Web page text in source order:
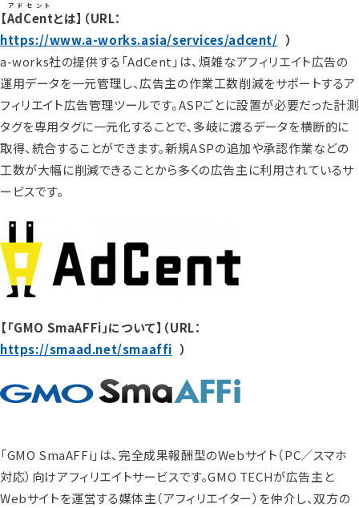
【AdCent
アドセント
とは】（URL：
https://www.a-works.asia/services/adcent/ ）
a-works社の提供する「AdCent」は、煩雑なアフィリエイト広告の
運用データを一元管理し、広告主の作業工数削減をサポートするア
フィリエイト広告管理ツールです。ASPごとに設置が必要だった計測
タグを専用タグに一元化することで、多岐に渡るデータを横断的に
取得、統合することができます。新規ASPの追加や承認作業などの
工数が大幅に削減できることから多くの広告主に利用されているサ
ービスです。
【「GMO SmaAFFi」について】（URL：
https://smaad.net/smaaffi ）
「GMO SmaAFFi」は、完全成果報酬型のWebサイト（PC／スマホ
対応）向けアフィリエイトサービスです。GMO TECHが広告主と
Webサイトを運営する媒体主（アフィリエイター）を仲介し、双方の